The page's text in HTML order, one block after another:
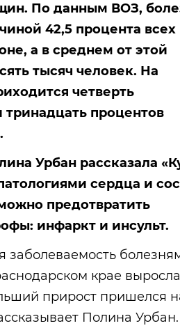
По данным ВОЗ,
42,5 процента всех
а в среднем от этой
тысяч человек. На
четверть
процентов
Урбан рассказала
сердца и
предотвратить
инфаркт и инсульт.
заболеваемость
крае
прирост пришелся
Полина